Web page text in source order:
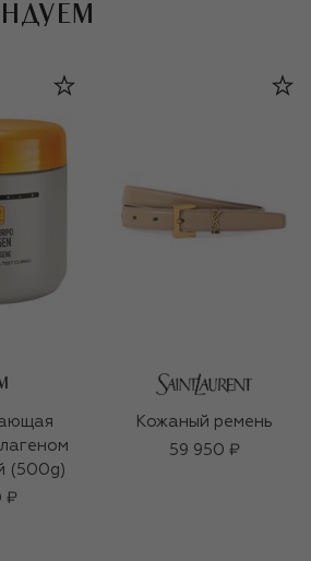
(500g)
₽
Кожаный ремень
59 950 ₽